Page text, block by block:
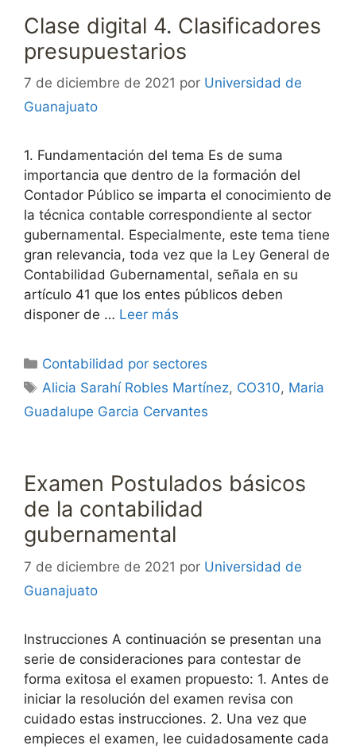
Clase digital 4. Clasificadores
presupuestarios
7 de diciembre de 2021 por Universidad de
Guanajuato
1. Fundamentación del tema Es de suma
importancia que dentro de la formación del
Contador Público se imparta el conocimiento de
la técnica contable correspondiente al sector
gubernamental. Especialmente, este tema tiene
gran relevancia, toda vez que la Ley General de
Contabilidad Gubernamental, señala en su
artículo 41 que los entes públicos deben
disponer de … Leer más
Categorías
Contabilidad por sectores
Etiquetas
Alicia Sarahí Robles Martínez, CO310, Maria
Guadalupe Garcia Cervantes
Examen Postulados básicos
de la contabilidad
gubernamental
7 de diciembre de 2021 por Universidad de
Guanajuato
Instrucciones A continuación se presentan una
serie de consideraciones para contestar de
forma exitosa el examen propuesto: 1. Antes de
iniciar la resolución del examen revisa con
cuidado estas instrucciones. 2. Una vez que
empieces el examen, lee cuidadosamente cada